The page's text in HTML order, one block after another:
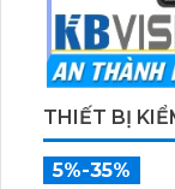
THIẾT BỊ
5%-35%